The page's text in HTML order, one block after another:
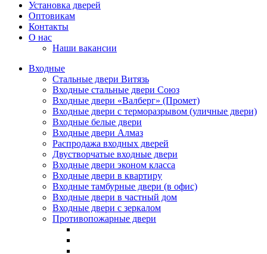
Установка дверей
Оптовикам
Контакты
О нас
Наши вакансии
Входные
Стальные двери Витязь
Входные стальные двери Союз
Входные двери «Валберг» (Промет)
Входные двери с терморазрывом (уличные двери)
Входные белые двери
Входные двери Алмаз
Распродажа входных дверей
Двустворчатые входные двери
Входные двери эконом класса
Входные двери в квартиру
Входные тамбурные двери (в офис)
Входные двери в частный дом
Входные двери с зеркалом
Противопожарные двери